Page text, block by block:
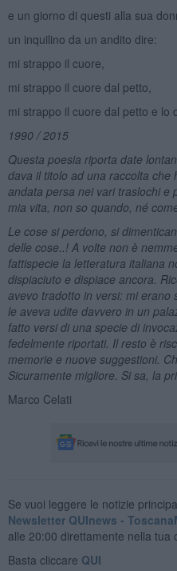
e un giorno di questi alla sua
un inquilino da un andito dire:
mi strappo il cuore,
mi strappo il cuore dal petto,
mi strappo il cuore dal petto e lo
1990 / 2015
Questa poesia riporta date
dava il titolo ad una raccolta che
andata persa nei vari traslochi e
mia vita, non so quando, né
Le cose si perdono, si
delle cose..! A volte non è
fattispecie la letteratura italiana
dispiaciuto e dispiace ancora.
avevo tradotto in versi: mi erano
le aveva udite davvero in un
fatto versi di una specie di
fedelmente riportati. Il resto è
memorie e nuove suggestioni.
Sicuramente migliore. Si sa, la
Marco Celati
Se vuoi leggere le notizie
Newsletter QUInews -
alle 20:00 direttamente nella tua
Basta cliccare QUI